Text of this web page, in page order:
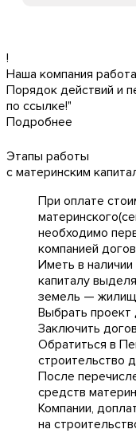
!
Наша компания
Порядок действий и
по ссылке!"
Подробнее
Этапы работы
с материнским
При оплате
необходимо
компанией
Иметь в
капиталу
земель —
Выбрать проект
Заключить
Обратиться в
строительство
После
средств
Компании,
на